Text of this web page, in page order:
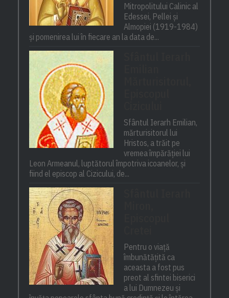
Mitropolitului Calinic al
Edessei, Pellei și
Almopiei (1919-1984)
și pomenirea lui în fiecare an la data de...
Sfântul Ierarh Emilian,
mărturisitorul lui
Hristos, a trăit pe
vremea împărăției lui
Leon Armeanul, luptătorul împotriva icoanelor, și
fiind el episcop al Cizicului, de...
Pentru o viață
îmbunătățită ca
aceasta a fost pus
preot al sfintei biserici
a lui Dumnezeu și